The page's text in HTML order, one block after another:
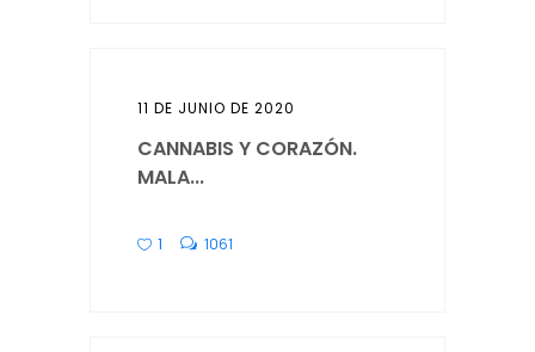
11 DE JUNIO DE 2020
CANNABIS Y CORAZÓN.
MALA...
1 1061